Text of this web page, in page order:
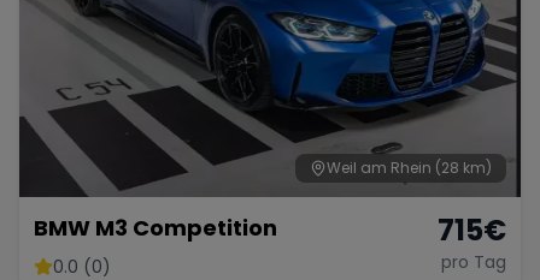
Weil am Rhein (28 km)
BMW M3 Competition
0.0 (0)
715€
pro Tag